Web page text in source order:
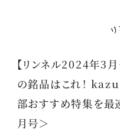
【リンネル2024年3
の銘品はこれ！
部おすすめ特集を最
月号＞